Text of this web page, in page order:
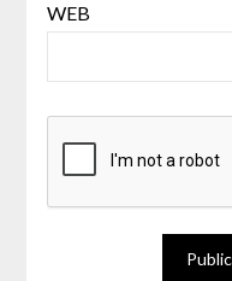
WEB